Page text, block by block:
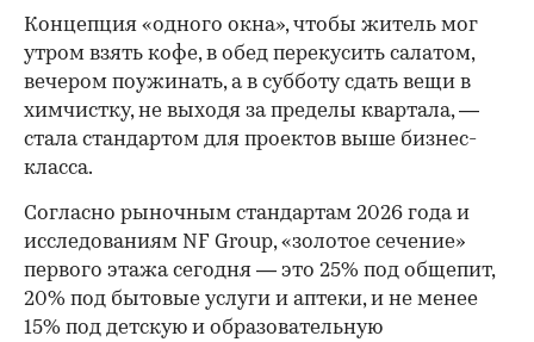
Концепция «одного окна», чтобы житель мог
утром взять кофе, в обед перекусить салатом,
вечером поужинать, а в субботу сдать вещи в
химчистку, не выходя за пределы квартала, —
стала стандартом для проектов выше бизнес-
класса.
Согласно рыночным стандартам 2026 года и
исследованиям NF Group, «золотое сечение»
первого этажа сегодня — это 25% под общепит,
20% под бытовые услуги и аптеки, и не менее
15% под детскую и образовательную